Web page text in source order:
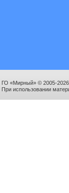
ГО «Мирный» © 2005-2026
При использовании